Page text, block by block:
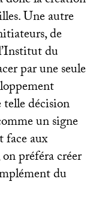
Une autre
de
du
par une seule
décision
un signe
face aux
préféra créer
du